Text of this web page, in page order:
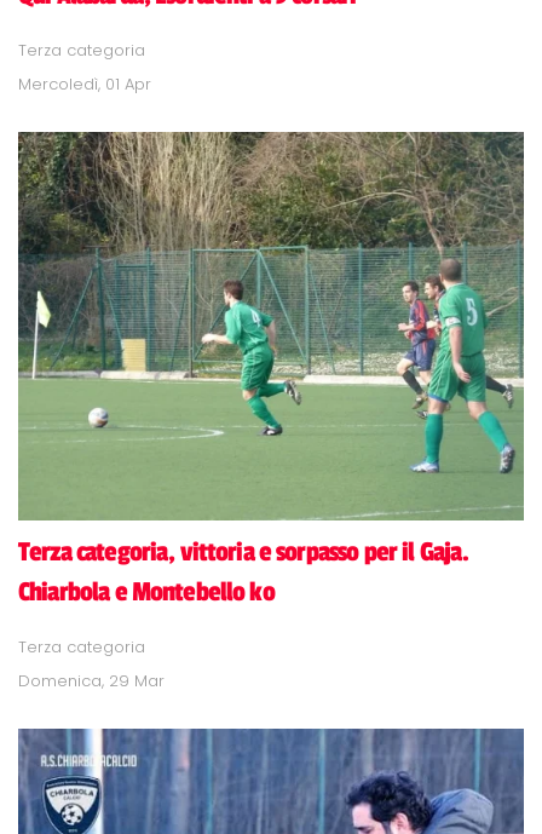
Terza categoria
Mercoledì, 01 Apr
Terza categoria, vittoria e sorpasso per il Gaja.
Chiarbola e Montebello ko
Terza categoria
Domenica, 29 Mar